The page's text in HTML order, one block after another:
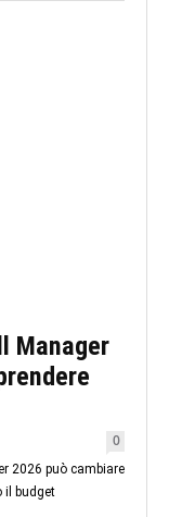
Manager
0
2026 può cambiare
il budget